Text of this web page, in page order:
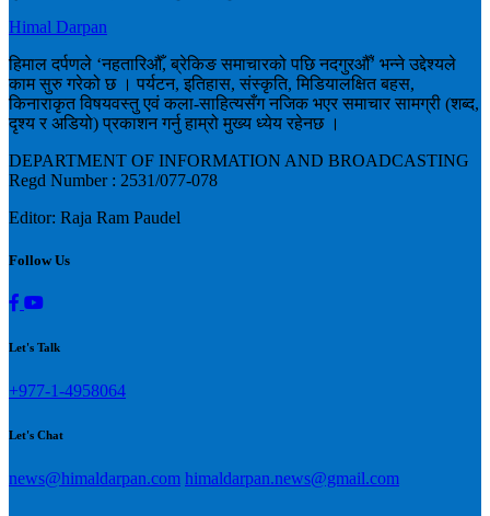
Himal Darpan
हिमाल दर्पणले ‘नहतारिऔँ, ब्रेकिङ समाचारको पछि नदगुरऔँ’ भन्ने उद्देश्यले
काम सुरु गरेको छ । पर्यटन, इतिहास, संस्कृति, मिडियालक्षित बहस,
किनाराकृत विषयवस्तु एवं कला-साहित्यसँग नजिक भएर समाचार सामग्री (शब्द,
दृश्य र अडियो) प्रकाशन गर्नु हाम्रो मुख्य ध्येय रहेनछ ।
DEPARTMENT OF INFORMATION AND BROADCASTING
Regd Number : 2531/077-078
Editor: Raja Ram Paudel
Follow Us
Let's Talk
+977-1-4958064
Let's Chat
news@himaldarpan.com himaldarpan.news@gmail.com